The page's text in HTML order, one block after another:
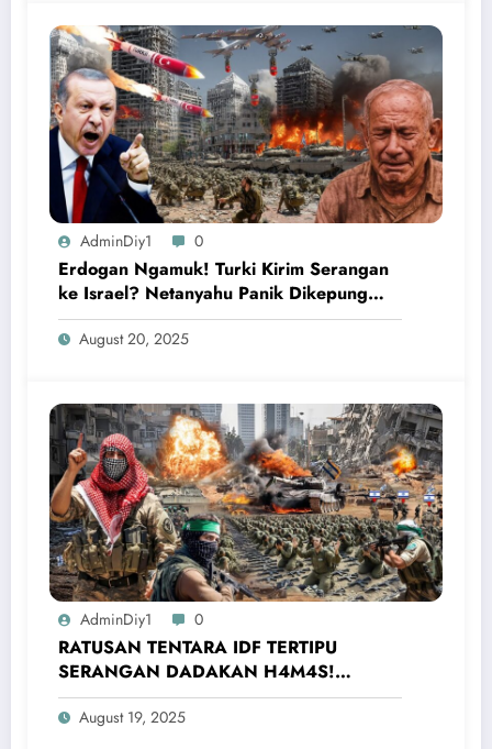
AdminDiy1 0
Erdogan Ngamuk! Turki Kirim Serangan
ke Israel? Netanyahu Panik Dikepung
Kecaman Dunia!
August 20, 2025
AdminDiy1 0
RATUSAN TENTARA IDF TERTIPU
SERANGAN DADAKAN H4M4S!
Mereka Dibuat Menyerah Pejuang Muslim
August 19, 2025